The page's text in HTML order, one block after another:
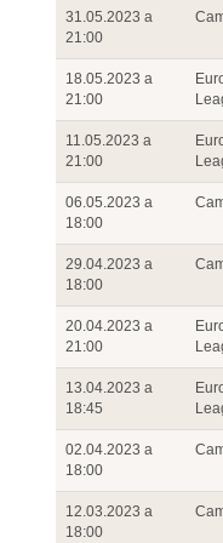
31.05.2023 a
21:00
18.05.2023 a
21:00
11.05.2023 a
21:00
06.05.2023 a
18:00
29.04.2023 a
18:00
20.04.2023 a
21:00
13.04.2023 a
18:45
02.04.2023 a
18:00
12.03.2023 a
18:00